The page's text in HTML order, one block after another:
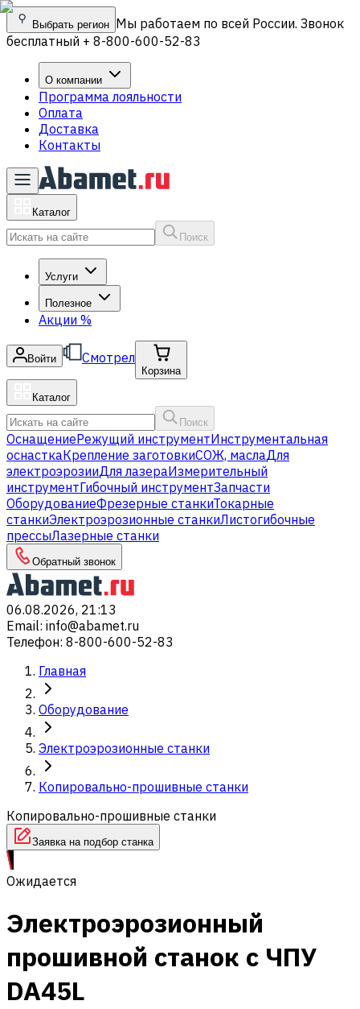
Выбрать регион Мы работаем по всей России. Звонок
бесплатный + 8-800-600-52-83
О компании
Программа лояльности
Оплата
Доставка
Контакты
Каталог
Поиск
Услуги
Полезное
Акции %
Войти Смотрел
Корзина
Каталог
Поиск
ОснащениеРежущий инструментИнструментальная
оснасткаКрепление заготовкиСОЖ, маслаДля
электроэрозииДля лазераИзмерительный
инструментГибочный инструментЗапчасти
ОборудованиеФрезерные станкиТокарные
станкиЭлектроэрозионные станкиЛистогибочные
прессыЛазерные станки
Обратный звонок
06.08.2026, 21:13
Email: info@abamet.ru
Телефон: 8-800-600-52-83
Главная
Оборудование
Электроэрозионные станки
Копировально-прошивные станки
Копировально-прошивные станки
Заявка на подбор станка
Ожидается
Электроэрозионный
прошивной станок c ЧПУ
DA45L